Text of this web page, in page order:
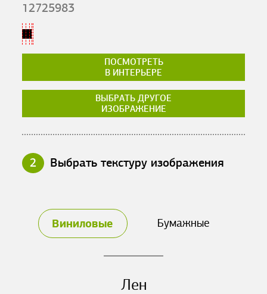
12725983
ПОСМОТРЕТЬ
В ИНТЕРЬЕРЕ
ВЫБРАТЬ ДРУГОЕ
ИЗОБРАЖЕНИЕ
2 Выбрать текстуру изображения
Виниловые Бумажные
Лен